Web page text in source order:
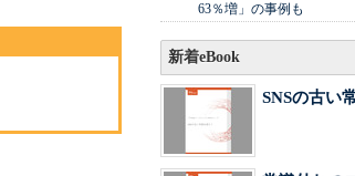
63％増」の事例も
新着eBook
SNSの古い